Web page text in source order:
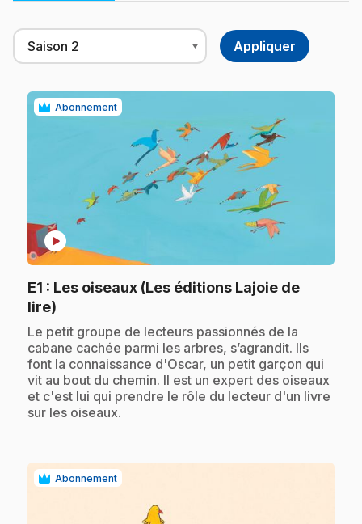
Abonnement
play_circle
E1 : Les oiseaux (Les éditions Lajoie de
lire)
.Le petit groupe de lecteurs passionnés de la
cabane cachée parmi les arbres, s’agrandit. Ils
font la connaissance d'Oscar, un petit garçon qui
vit au bout du chemin. Il est un expert des oiseaux
et c'est lui qui prendre le rôle du lecteur d'un livre
sur les oiseaux.
Abonnement